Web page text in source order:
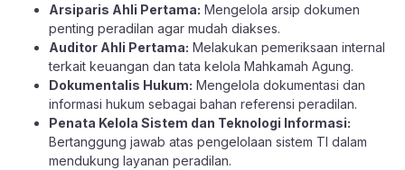
Arsiparis Ahli Pertama: Mengelola arsip dokumen
penting peradilan agar mudah diakses.
Auditor Ahli Pertama: Melakukan pemeriksaan internal
terkait keuangan dan tata kelola Mahkamah Agung.
Dokumentalis Hukum: Mengelola dokumentasi dan
informasi hukum sebagai bahan referensi peradilan.
Penata Kelola Sistem dan Teknologi Informasi:
Bertanggung jawab atas pengelolaan sistem TI dalam
mendukung layanan peradilan.